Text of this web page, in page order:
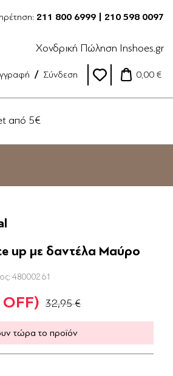
211 800 6999 | 210 598 0097
Χονδρική Πώληση Inshoes.gr
Σύνδεση 0,00 €
από 5€
up με δαντέλα Μαύρο
48000261
32,95 €
τώρα το προϊόν